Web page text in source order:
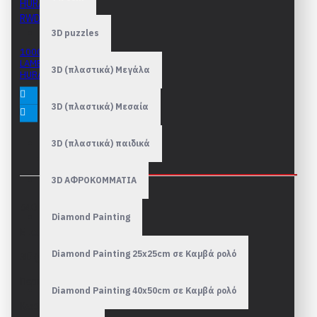
3D puzzles
3D (πλαστικά) Μεγάλα
3D (πλαστικά) Μεσαία
3D (πλαστικά) παιδικά
3D ΑΦΡΟΚΟΜΜΑΤΙΑ
Diamond Painting
Diamond Painting 25x25cm σε Καμβά ρολό
Diamond Painting 40x50cm σε Καμβά ρολό
1000 κομμάτια
LAMBORGHINI
HURACAN EVO RWD
17,90€
3D (χτιστό) puzzle
Κωδικός Ravensburger: 11668